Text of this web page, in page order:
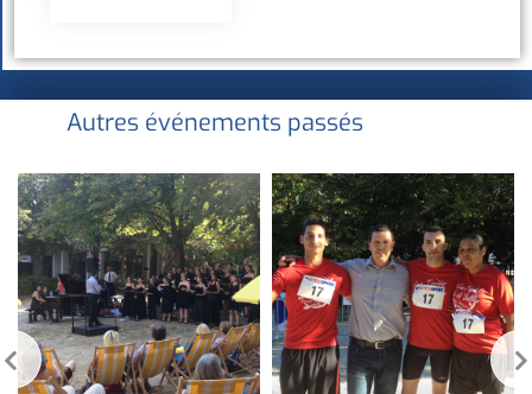
Autres événements passés